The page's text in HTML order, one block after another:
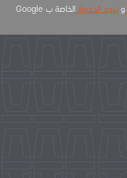
وبنود الخدمة
الخاصة ب Google